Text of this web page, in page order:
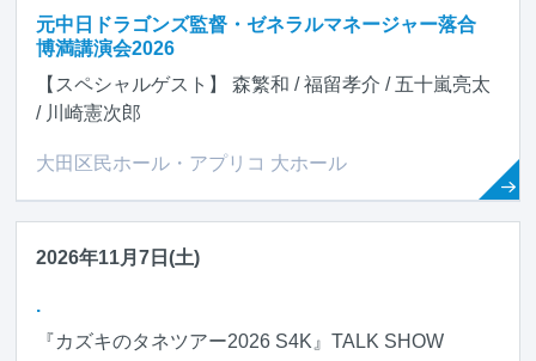
元中日ドラゴンズ監督・ゼネラルマネージャー落合
博満講演会2026
【スペシャルゲスト】 森繁和 / 福留孝介 / 五十嵐亮太
/ 川崎憲次郎
大田区民ホール・アプリコ 大ホール
2026年11月7日(土)
.
『カズキのタネツアー2026 S4K』TALK SHOW